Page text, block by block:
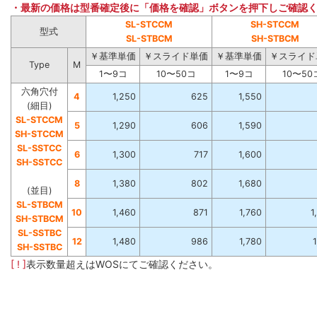
・最新の価格は型番確定後に「価格を確認」ボタンを押下しご確認
型式
SL-STCCM
SL-STBCM
SH-STCCM
SH-STBCM
Type M
￥基準単価 ￥スライド単価 ￥基準単価
￥スライ
1〜9コ
10〜50コ 1〜9コ
10〜50
六角穴付
(細目)
SL-STCCM
SH-STCCM
SL-SSTCC
SH-SSTCC
(並目)
SL-STBCM
SH-STBCM
SL-SSTBC
SH-SSTBC
4 1,250 625 1,550
5 1,290 606 1,590
6 1,300 717 1,600
8 1,380 802 1,680
10 1,460 871 1,760
12 1,480 986 1,780
[ ! ]表示数量超えはWOSにてご確認ください。